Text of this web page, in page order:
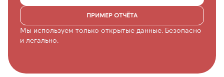
ПРИМЕР ОТЧЁТА
Мы используем только открытые данные. Безопасно
и легально.